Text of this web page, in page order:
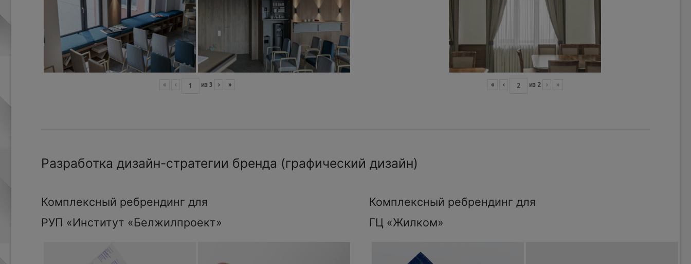
« ‹ из 3 › » « ‹ из 2 › »
Разработка дизайн-стратегии бренда (графический дизайн)
Комплексный ребрендинг для
РУП «Институт «Белжилпроект»
Комплексный ребрендинг для
ГЦ «Жилком»